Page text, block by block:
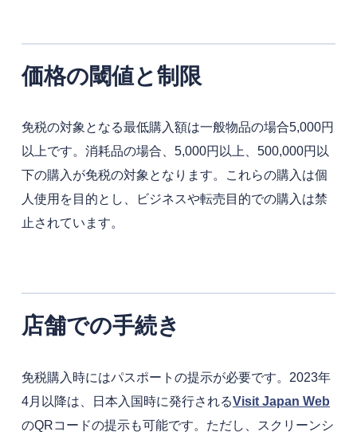
価格の閾値と制限
免税の対象となる最低購入額は一般物品の場合5,000円
以上です。消耗品の場合、5,000円以上、500,000円以
下の購入が免税の対象となります。これらの購入は個
人使用を目的とし、ビジネスや転売目的での購入は禁
止されています。
店舗での手続き
免税購入時にはパスポートの提示が必要です。2023年
4月以降は、日本入国時に発行されるVisit Japan Web
のQRコードの提示も可能です。ただし、スクリーンシ